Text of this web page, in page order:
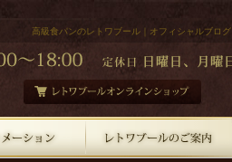
高級食パンのレトワブール｜オフィシャルブログ